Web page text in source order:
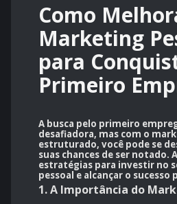
Como
Marketing
para
Primeiro
A busca pelo primeiro
desafiadora, mas com o
estruturado, você pode se
suas chances de ser notado.
estratégias para investir no
pessoal e alcançar o sucesso
1. A Importância do